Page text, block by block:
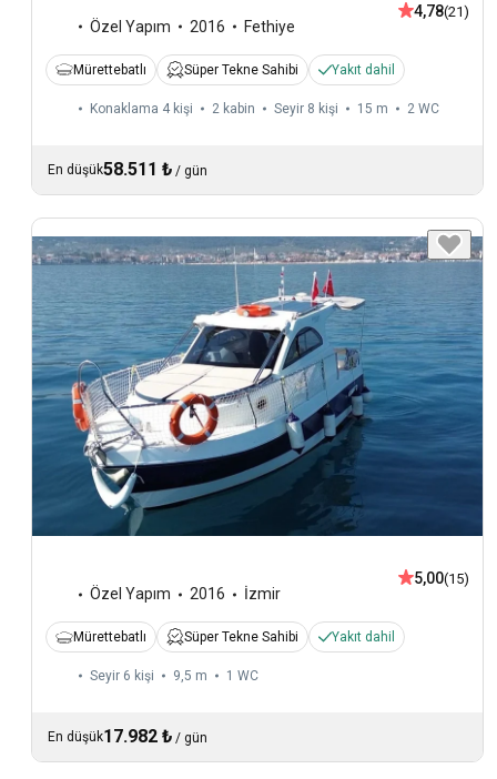
Özel Yapım 2016 Fethiye
4,78(21)
Mürettebatlı Süper Tekne Sahibi Yakıt dahil
Konaklama 4 kişi 2 kabin Seyir 8 kişi 15 m 2 WC
En düşük58.511 ₺ / gün
Özel Yapım 2016 İzmir
5,00(15)
Mürettebatlı Süper Tekne Sahibi Yakıt dahil
Seyir 6 kişi 9,5 m 1 WC
En düşük17.982 ₺ / gün